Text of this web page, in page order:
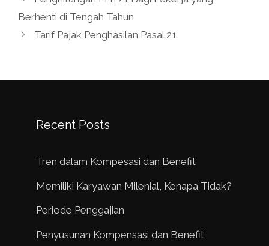
Berhenti di Tengah Tahun
Tarif Pajak Penghasilan Pasal 21
Recent Posts
Tren dalam Kompesasi dan Benefit
Memiliki Karyawan Milenial, Kenapa Tidak?
Periode Penggajian
Penyusunan Kompensasi dan Benefit